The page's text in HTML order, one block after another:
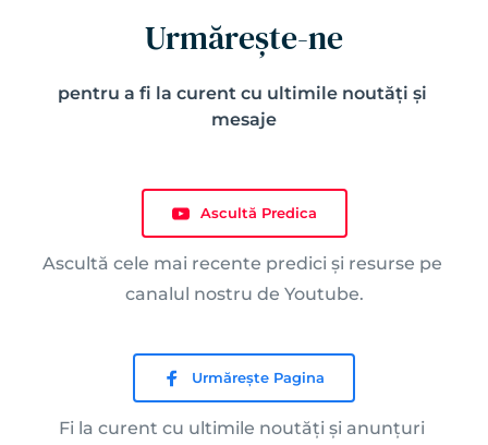
Urmărește-ne
pentru a fi la curent cu ultimile noutăți și
mesaje
Ascultă Predica
canalul nostru de Youtube.
Urmărește Pagina
Fi la curent cu ultimile noutăți și anunțuri